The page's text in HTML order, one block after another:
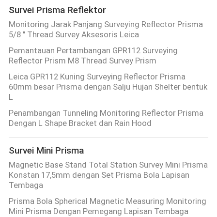
KAMI
TUR
PABRIK
KONTROL
KUALITAS
HUBUNGI
KAMI
PERMINTAAN
PENAWARAN
Survei Prisma Reflektor
Monitoring Jarak Panjang Surveying Reflector Prisma
5/8 " Thread Survey Aksesoris Leica
Pemantauan Pertambangan GPR112 Surveying
Reflector Prism M8 Thread Survey Prism
Leica GPR112 Kuning Surveying Reflector Prisma
60mm besar Prisma dengan Salju Hujan Shelter bentuk
L
Penambangan Tunneling Monitoring Reflector Prisma
Dengan L Shape Bracket dan Rain Hood
Survei Mini Prisma
Magnetic Base Stand Total Station Survey Mini Prisma
Konstan 17,5mm dengan Set Prisma Bola Lapisan
Tembaga
Prisma Bola Spherical Magnetic Measuring Monitoring
Mini Prisma Dengan Pemegang Lapisan Tembaga